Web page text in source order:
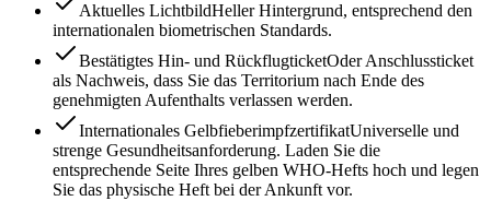
Aktuelles LichtbildHeller Hintergrund, entsprechend den
internationalen biometrischen Standards.
Bestätigtes Hin- und RückflugticketOder Anschlussticket
als Nachweis, dass Sie das Territorium nach Ende des
genehmigten Aufenthalts verlassen werden.
Internationales GelbfieberimpfzertifikatUniverselle und
strenge Gesundheitsanforderung. Laden Sie die
entsprechende Seite Ihres gelben WHO-Hefts hoch und legen
Sie das physische Heft bei der Ankunft vor.